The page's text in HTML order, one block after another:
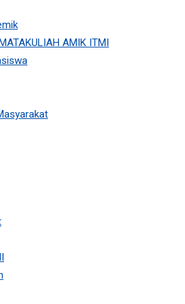
AMIK ITMI